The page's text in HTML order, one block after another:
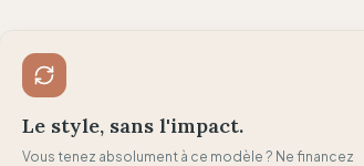
Le style, sans l'impact.
Vous tenez absolument à ce modèle ? Ne financez